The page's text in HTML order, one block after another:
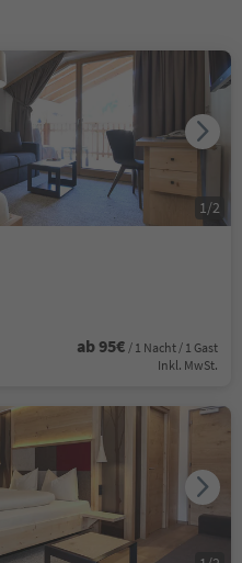
ab 95€ / 1 Nacht / 1 Gast
Inkl. MwSt.
1 /2